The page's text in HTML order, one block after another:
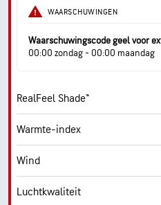
Vochtigheid
Dauwpunt
Wolkendek
Zicht
Wolkenplafond
WAARSCHUWINGEN
Waarschuwingscode geel voor
00:00 zondag - 00:00 maandag
RealFeel Shade™
Warmte-index
Wind
Luchtkwaliteit